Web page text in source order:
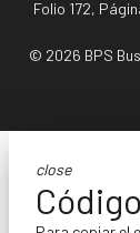
Folio 172,
© 2026 BPS
close